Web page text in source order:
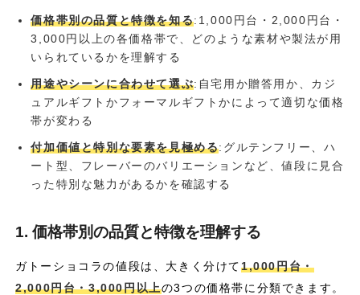
価格帯別の品質と特徴を知る:1,000円台・2,000円台・
3,000円以上の各価格帯で、どのような素材や製法が用
いられているかを理解する
用途やシーンに合わせて選ぶ:自宅用か贈答用か、カジ
ュアルギフトかフォーマルギフトかによって適切な価格
帯が変わる
付加価値と特別な要素を見極める:グルテンフリー、ハ
ート型、フレーバーのバリエーションなど、値段に見合
った特別な魅力があるかを確認する
1. 価格帯別の品質と特徴を理解する
ガトーショコラの値段は、大きく分けて1,000円台・
2,000円台・3,000円以上の3つの価格帯に分類できます。